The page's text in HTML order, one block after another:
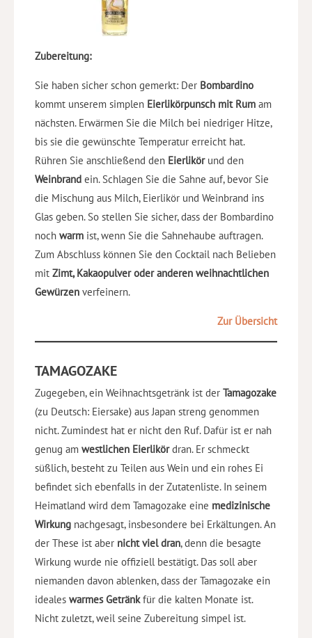
Zubereitung:
Sie haben sicher schon gemerkt: Der Bombardino
kommt unserem simplen Eierlikörpunsch mit Rum am
nächsten. Erwärmen Sie die Milch bei niedriger Hitze,
bis sie die gewünschte Temperatur erreicht hat.
Rühren Sie anschließend den Eierlikörund den
Weinbrand ein. Schlagen Sie die Sahne auf, bevor Sie
die Mischung aus Milch, Eierlikör und Weinbrand ins
Glas geben. So stellen Sie sicher, dass der Bombardino
noch warm ist, wenn Sie die Sahnehaube auftragen.
Zum Abschluss können Sie den Cocktail nach Belieben
mit Zimt, Kakaopulver oder anderen weihnachtlichen
Gewürzen verfeinern.
Zur Übersicht
TAMAGOZAKE
Zugegeben, ein Weihnachtsgetränk ist der Tamagozake
(zu Deutsch: Eiersake) aus Japan streng genommen
nicht. Zumindest hat er nicht den Ruf. Dafür ist er nah
genug am westlichen Eierlikördran. Er schmeckt
süßlich, besteht zu Teilen aus Wein und ein rohes Ei
befindet sich ebenfalls in der Zutatenliste. In seinem
Heimatland wird dem Tamagozake eine medizinische
Wirkung nachgesagt, insbesondere bei Erkältungen. An
der These ist aber nicht viel dran, denn die besagte
Wirkung wurde nie offiziell bestätigt. Das soll aber
niemanden davon ablenken, dass der Tamagozake ein
ideales warmes Getränkfür die kalten Monate ist.
Nicht zuletzt, weil seine Zubereitung simpel ist.